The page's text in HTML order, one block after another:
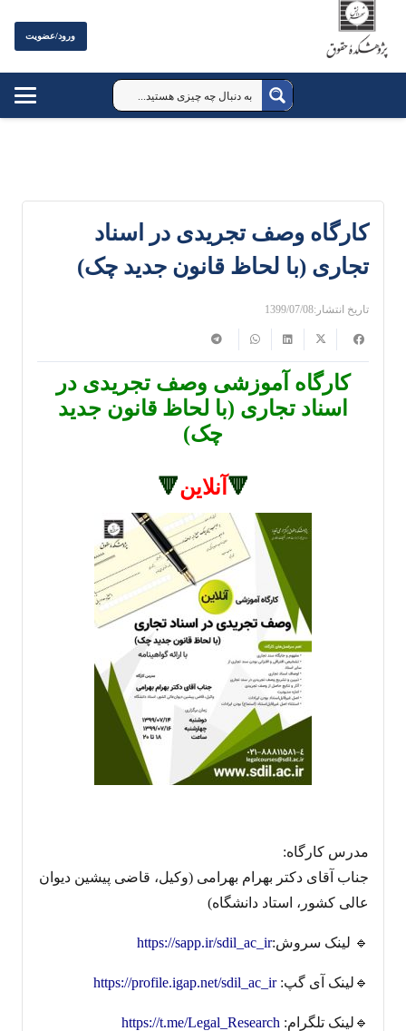
ورود/عضویت
کارگاه وصف تجریدی در اسناد
تجاری (با لحاظ قانون جدید چک)
تاریخ انتشار:1399/07/08
کارگاه آموزشی وصف تجریدی در
اسناد تجاری (با لحاظ قانون جدید
چک)
🔻 آنلاین🔻
مدرس کارگاه:
جناب آقای دکتر بهرام بهرامی (وکیل، قاضی پیشین دیوان
عالی کشور، استاد دانشگاه)
🔹 لینک سروش:https://sapp.ir/sdil_ac_ir
🔹لینک آی گپ:https://profile.igap.net/sdil_ac_ir
🔹لینک تلگرام: https://t.me/Legal_Research